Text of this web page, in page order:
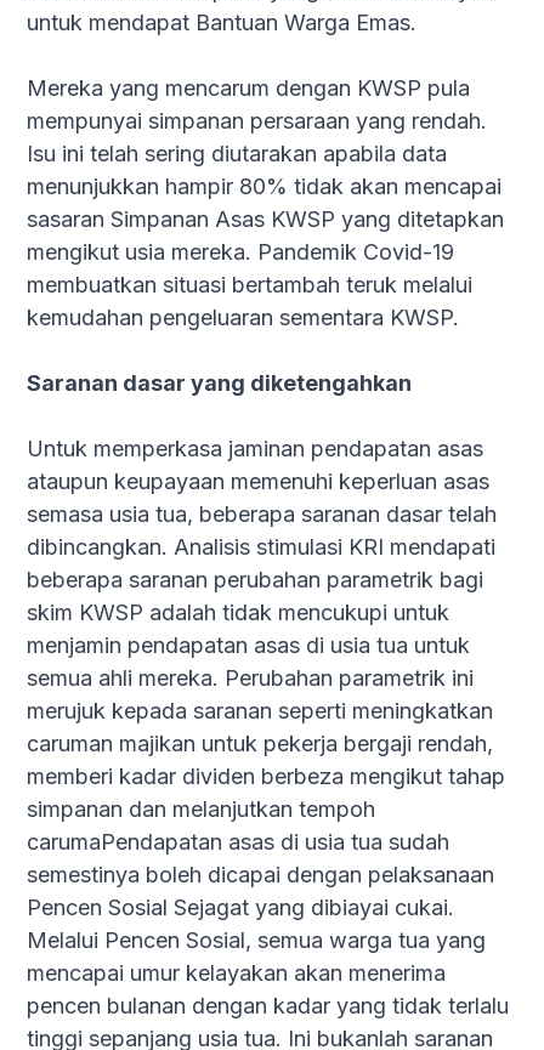
untuk mendapat Bantuan Warga Emas.
Mereka yang mencarum dengan KWSP pula
mempunyai simpanan persaraan yang rendah.
Isu ini telah sering diutarakan apabila data
menunjukkan hampir 80% tidak akan mencapai
sasaran Simpanan Asas KWSP yang ditetapkan
mengikut usia mereka. Pandemik Covid-19
membuatkan situasi bertambah teruk melalui
kemudahan pengeluaran sementara KWSP.
Saranan dasar yang diketengahkan
Untuk memperkasa jaminan pendapatan asas
ataupun keupayaan memenuhi keperluan asas
semasa usia tua, beberapa saranan dasar telah
dibincangkan. Analisis stimulasi KRI mendapati
beberapa saranan perubahan parametrik bagi
skim KWSP adalah tidak mencukupi untuk
menjamin pendapatan asas di usia tua untuk
semua ahli mereka. Perubahan parametrik ini
merujuk kepada saranan seperti meningkatkan
caruman majikan untuk pekerja bergaji rendah,
memberi kadar dividen berbeza mengikut tahap
simpanan dan melanjutkan tempoh
carumaPendapatan asas di usia tua sudah
semestinya boleh dicapai dengan pelaksanaan
Pencen Sosial Sejagat yang dibiayai cukai.
Melalui Pencen Sosial, semua warga tua yang
mencapai umur kelayakan akan menerima
pencen bulanan dengan kadar yang tidak terlalu
tinggi sepanjang usia tua. Ini bukanlah saranan